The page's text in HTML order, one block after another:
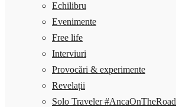
Echilibru
Evenimente
Free life
Interviuri
Provocări & experimente
Revelații
Solo Traveler #AncaOnTheRoad